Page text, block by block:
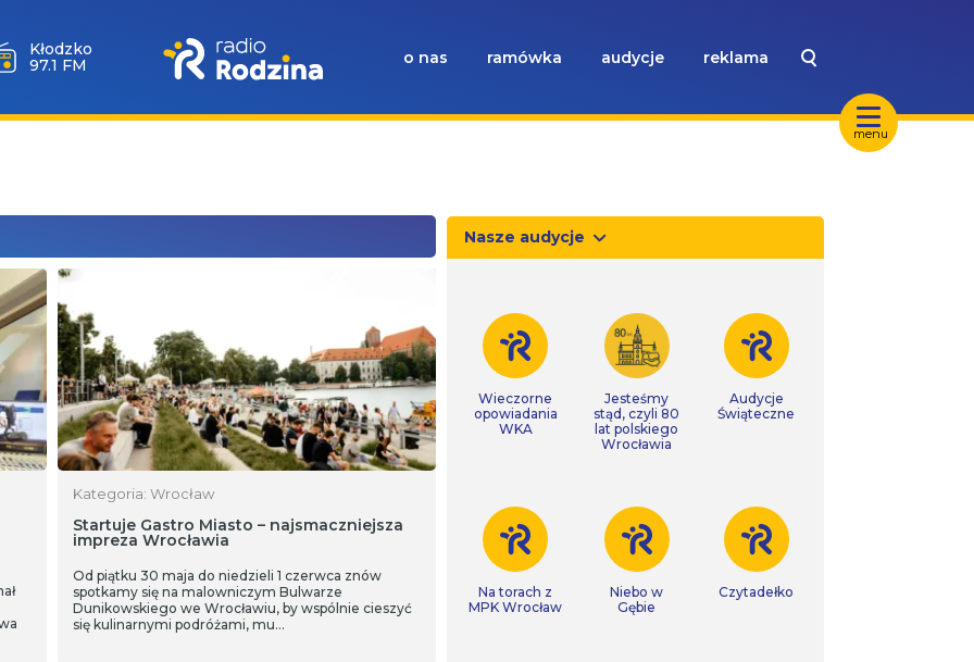
menu
Wołów
99.6 FM
o nas ramówka audycje reklama
Kategoria: Wrocław
Startuje Gastro Miasto – najsmaczniejsza
impreza Wrocławia
Od piątku 30 maja do niedzieli 1 czerwca znów
spotkamy się na malowniczym Bulwarze
Dunikowskiego we Wrocławiu, by wspólnie cieszyć
się kulinarnymi podróżami, mu…
Nasze audycje
Wieczorne
opowiadania
WKA
Jesteśmy
stąd, czyli 80
lat polskiego
Wrocławia
Audycje
Świąteczne
Na torach z
MPK Wrocław
Niebo w
Gębie
Czytadełko